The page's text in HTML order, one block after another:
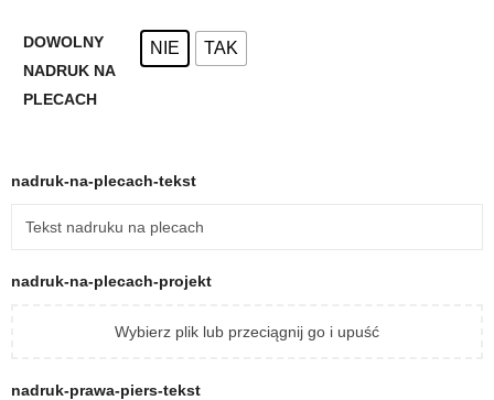
DOWOLNY
NADRUK NA
PLECACH
NIE TAK
nadruk-na-plecach-tekst
nadruk-na-plecach-projekt
Wybierz plik lub przeciągnij go i upuść
nadruk-prawa-piers-tekst